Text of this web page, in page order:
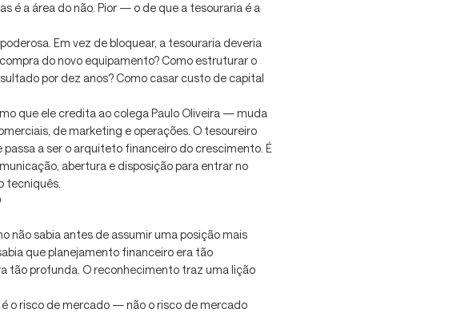
é a área do não. Pior — o de que a tesouraria é a
Em vez de bloquear, a tesouraria deveria
do novo equipamento? Como estruturar o
por dez anos? Como casar custo de capital
que ele credita ao colega Paulo Oliveira — muda
de marketing e operações. O tesoureiro
a ser o arquiteto financeiro do crescimento. É
abertura e disposição para entrar no
tecniquês.
não sabia antes de assumir uma posição mais
que planejamento financeiro era tão
tão profunda. O reconhecimento traz uma lição
o risco de mercado — não o risco de mercado